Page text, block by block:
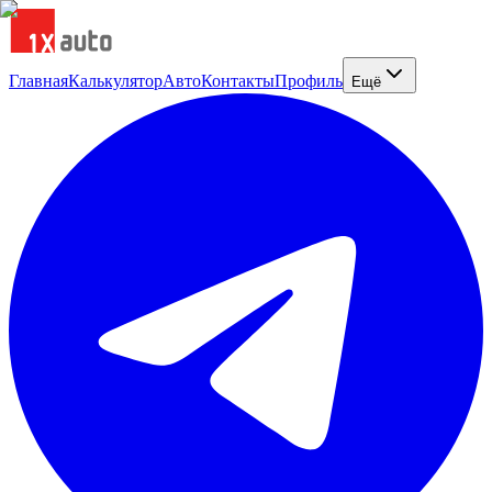
ГлавнаяКалькуляторАвтоКонтактыПрофиль Ещё